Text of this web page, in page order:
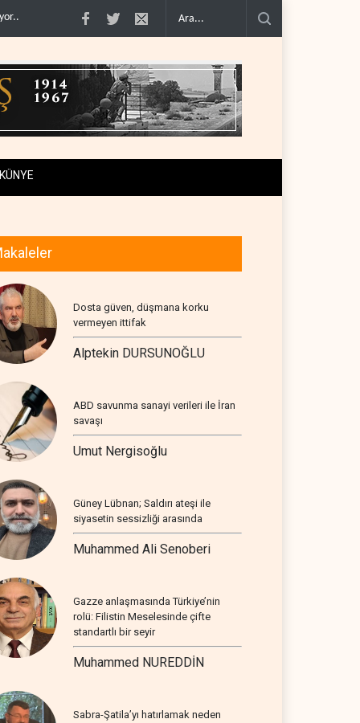
İsrail çevreyi yok ederek topraklarını geniş.. Ayetullah Hamenei'den
KÜNYE
Dosta güven, düşmana korku
vermeyen ittifak
Alptekin DURSUNOĞLU
ABD savunma sanayi verileri ile İran
savaşı
Umut Nergisoğlu
Güney Lübnan; Saldırı ateşi ile
siyasetin sessizliği arasında
Muhammed Ali Senoberi
Gazze anlaşmasında Türkiye’nin
rolü: Filistin Meselesinde çifte
standartlı bir seyir
Muhammed NUREDDİN
Sabra-Şatila’yı hatırlamak neden